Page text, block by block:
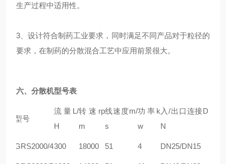
生产过程中适用性。
3、设计符合制药工业要求，同时满足不同产品对于粒径的
要求，在制药的分散混合工艺中应用前景很大。
六、 分散机型号表
型号
流量L/
H
转速rp
m
线速度m/
s
功率k
w
入/出口连接D
N
GRS2000/4300 18000 51 4 DN25/DN15